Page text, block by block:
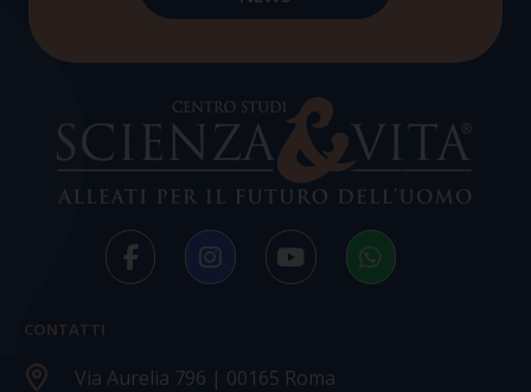
CONTATTI
Via Aurelia 796 | 00165 Roma